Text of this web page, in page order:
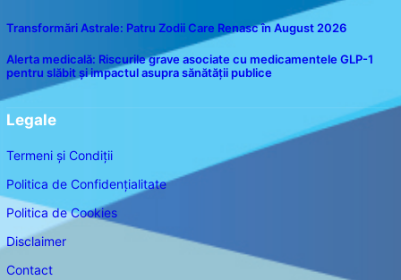
Transformări Astrale: Patru Zodii Care Renasc în August 2026
Alerta medicală: Riscurile grave asociate cu medicamentele GLP-1
pentru slăbit și impactul asupra sănătății publice
Legale
Termeni și Condiții
Politica de Confidențialitate
Politica de Cookies
Disclaimer
Contact